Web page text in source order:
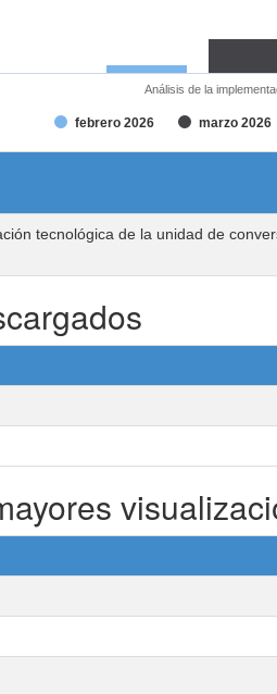
febrero 2026 marzo 2026
Análisis de la
tecnológica de la unidad de